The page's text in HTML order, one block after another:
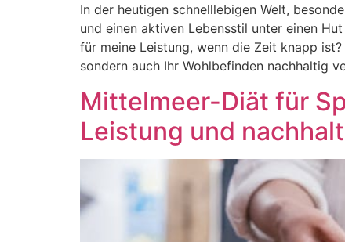
In der heutigen schnelllebigen Welt,
und einen aktiven Lebensstil unter einen
für meine Leistung, wenn die Zeit knapp
sondern auch Ihr Wohlbefinden nachhaltig
Mittelmeer-Diät für
Leistung und